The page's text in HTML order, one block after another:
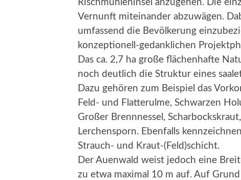
Rischmühleninsel anzugehen. Die
Vernunft miteinander abzuwägen.
umfassend die Bevölkerung
konzeptionell-gedanklichen
Das ca. 2,7 ha große flächenhafte
noch deutlich die Struktur eines
Dazu gehören zum Beispiel das
Feld- und Flatterulme, Schwarzen
Großer Brennnessel,
Lerchensporn. Ebenfalls
Strauch- und Kraut-(Feld)schicht.
Der Auenwald weist jedoch eine
zu etwa maximal 10 m auf. Auf